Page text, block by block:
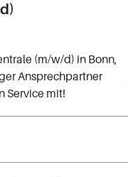
(m/w/d) in Bonn,
Ansprechpartner
Service mit!